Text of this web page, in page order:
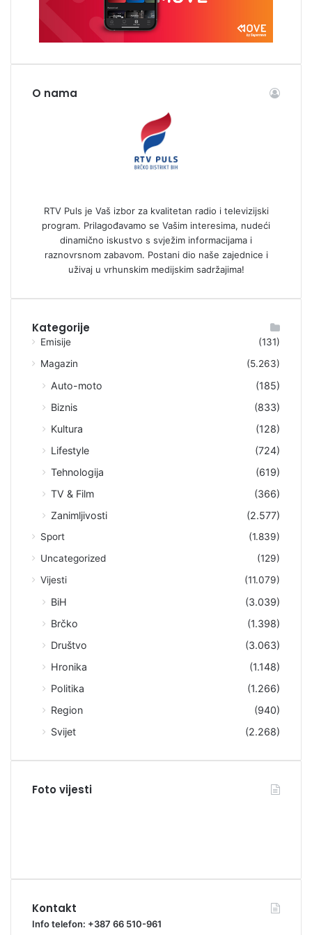
O nama
RTV Puls je Vaš izbor za kvalitetan radio i televizijski
program. Prilagođavamo se Vašim interesima, nudeći
dinamično iskustvo s svježim informacijama i
raznovrsnom zabavom. Postani dio naše zajednice i
uživaj u vrhunskim medijskim sadržajima!
Kategorije
Emisije
(131)
Magazin
(5.263)
Auto-moto
(185)
Biznis
(833)
Kultura
(128)
Lifestyle
(724)
Tehnologija
(619)
TV & Film
(366)
Zanimljivosti
(2.577)
Sport
(1.839)
Uncategorized
(129)
Vijesti
(11.079)
BiH
(3.039)
Brčko
(1.398)
Društvo
(3.063)
Hronika
(1.148)
Politika
(1.266)
Region
(940)
Svijet
(2.268)
Foto vijesti
Kontakt
Info telefon: +387 66 510-961